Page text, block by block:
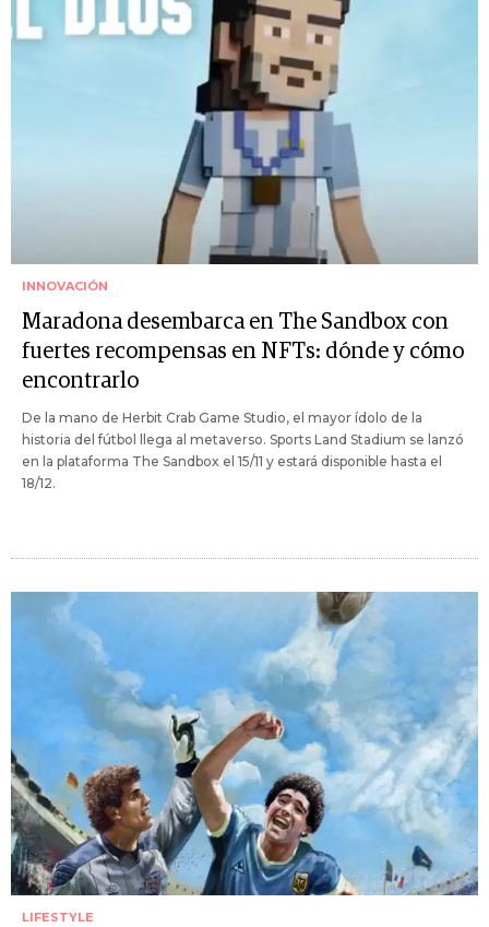
INNOVACIÓN
Maradona desembarca en The Sandbox con
fuertes recompensas en NFTs: dónde y cómo
encontrarlo
De la mano de Herbit Crab Game Studio, el mayor ídolo de la
historia del fútbol llega al metaverso. Sports Land Stadium se lanzó
en la plataforma The Sandbox el 15/11 y estará disponible hasta el
18/12.
LIFESTYLE